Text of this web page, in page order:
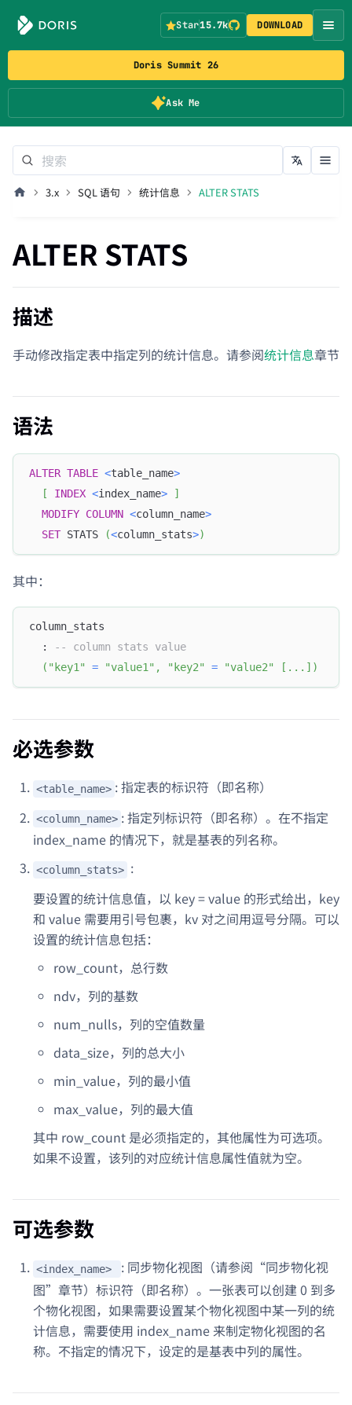
Doris Summit 26
Ask Me
Star15.7k DOWNLOAD
3.x SQL 语句 统计信息 ALTER STATS
ALTER STATS
描述
手动修改指定表中指定列的统计信息。请参阅统计信息章节
语法
ALTER TABLE <table_name>
[
INDEX <index_name>
]
MODIFY COLUMN <column_name>
SET STATS (<column_stats>)
其中：
column_stats
  :
-- column stats value
( "key1" = "value1" , "key2" = "value2" [ . . . ] )
必选参数
<table_name> : 指定表的标识符（即名称）
<column_name> : 指定列标识符（即名称）。在不指定
index_name 的情况下，就是基表的列名称。
<column_stats> :
要设置的统计信息值，以 key = value 的形式给出，key
和 value 需要用引号包裹，kv 对之间用逗号分隔。可以
设置的统计信息包括：
row_count，总行数
ndv，列的基数
num_nulls，列的空值数量
data_size，列的总大小
min_value，列的最小值
max_value，列的最大值
其中 row_count 是必须指定的，其他属性为可选项。
如果不设置，该列的对应统计信息属性值就为空。
可选参数
<index_name>
: 同步物化视图（请参阅“同步物化视
图”章节）标识符（即名称）。一张表可以创建 0 到多
个物化视图，如果需要设置某个物化视图中某一列的统
计信息，需要使用 index_name 来制定物化视图的名
称。不指定的情况下，设定的是基表中列的属性。